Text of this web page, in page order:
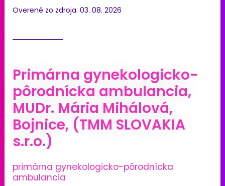
Overené zo zdroja: 03. 08. 2026
Primárna gynekologicko-
pôrodnícka ambulancia,
MUDr. Mária Mihálová,
Bojnice, (TMM SLOVAKIA
s.r.o.)
primárna gynekologicko-pôrodnícka
ambulancia